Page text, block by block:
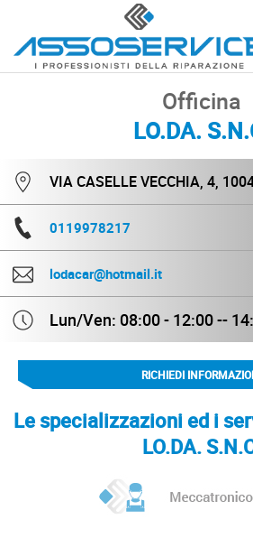
Officina
LO.DA.
VIA CASELLE VECCHIA, 4,
0119978217
lodacar@hotmail.it
Lun/Ven: 08:00 - 12:00 --
RICHIEDI
Le specializzazioni ed i
LO.DA.